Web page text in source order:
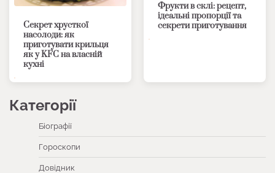
Секрет хрусткої
насолоди: як
приготувати крильця
як у KFC на власній
кухні
Фрукти в склі: рецепт,
ідеальні пропорції та
секрети приготування
Категорії
Біографії
Гороскопи
Довідник